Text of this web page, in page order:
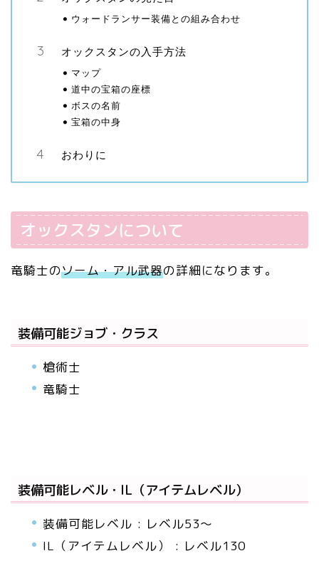
ウォードランサー装備との組み合わせ
オックスタンの入手方法
マップ
道中の宝箱の座標
ボスの名前
宝箱の中身
おわりに
オックスタンについて
竜騎士のソーム・アル武器の詳細になります。
装備可能ジョブ・クラス
槍術士
竜騎士
装備可能レベル・IL（アイテムレベル）
装備可能レベル : レベル53～
IL（アイテムレベル） : レベル130